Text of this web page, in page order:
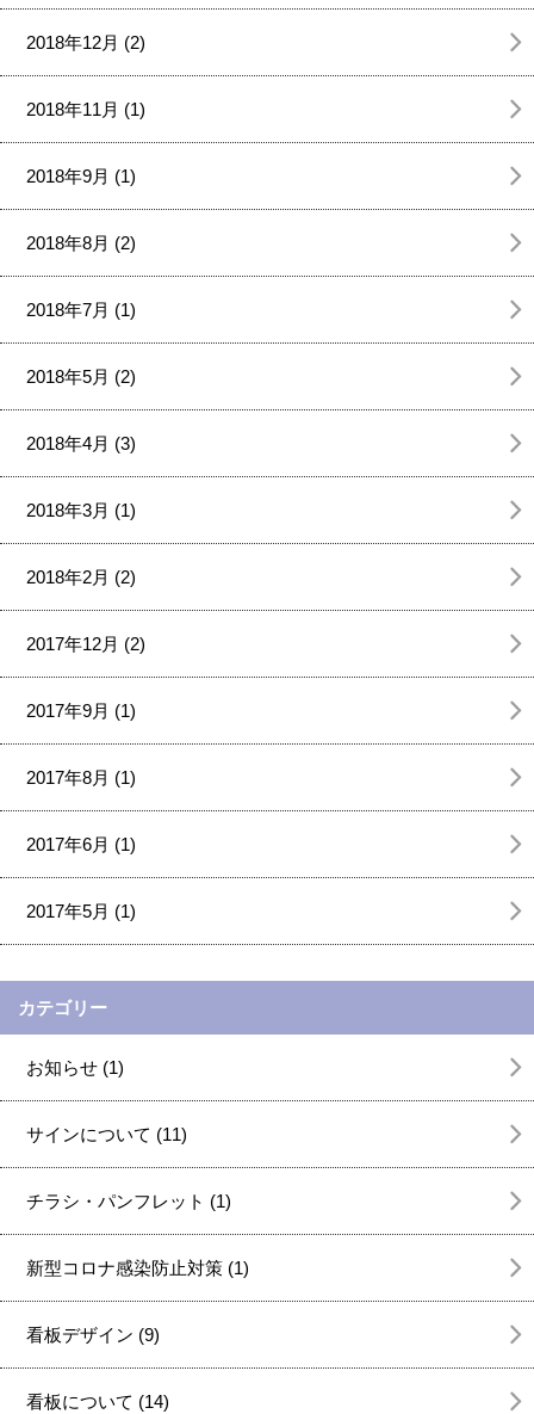
2018年12月 (2)
2018年11月 (1)
2018年9月 (1)
2018年8月 (2)
2018年7月 (1)
2018年5月 (2)
2018年4月 (3)
2018年3月 (1)
2018年2月 (2)
2017年12月 (2)
2017年9月 (1)
2017年8月 (1)
2017年6月 (1)
2017年5月 (1)
カテゴリー
お知らせ (1)
サインについて (11)
チラシ・パンフレット (1)
新型コロナ感染防止対策 (1)
看板デザイン (9)
看板について (14)